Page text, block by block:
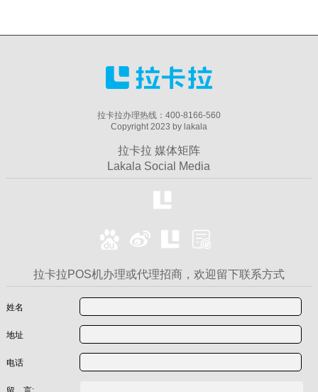
拉卡拉办理热线：400-8166-560
Copyright 2023 by lakala
拉卡拉 媒体矩阵
Lakala Social Media
拉卡拉POS机办理或代理招商，欢迎留下联系方式
姓名
地址
电话